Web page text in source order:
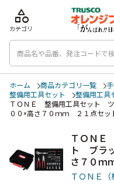
category
カテゴリ
ホーム 商品カテゴリ一覧
整備用工具セット
整備用工具
ＴＯＮＥ 整備用工具セット
００×高さ７０ｍｍ ２１点セッ
ＴＯＮ
ト ブラ
さ７０ｍ
ＴＯＮＥ（